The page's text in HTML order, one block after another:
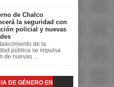
de Chalco
la seguridad con
policial y nuevas
de la
pública se impulsa
de nuevas ...
DE GÉNERO EN